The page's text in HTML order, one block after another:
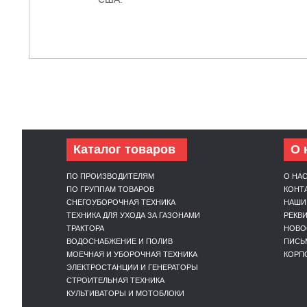
Каталог товаров
ПО ПРОИЗВОДИТЕЛЯМ
ПО ГРУППАМ ТОВАРОВ
СНЕГОУБОРОЧНАЯ ТЕХНИКА
ТЕХНИКА ДЛЯ УХОДА ЗА ГАЗОНАМИ
ТРАКТОРА
ВОДОСНАБЖЕНИЕ И ПОЛИВ
МОЕЧНАЯ И УБОРОЧНАЯ ТЕХНИКА
ЭЛЕКТРОСТАНЦИИ И ГЕНЕРАТОРЫ
СТРОИТЕЛЬНАЯ ТЕХНИКА
КУЛЬТИВАТОРЫ И МОТОБЛОКИ
О
О НАС
НАШИ